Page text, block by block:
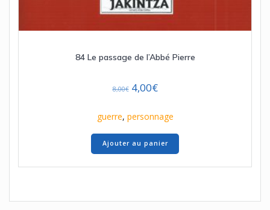
84 Le passage de l’Abbé Pierre
8,00€ Le
initial
8,00€.
4,00€Le
actuel
est :
4,00€.
guerre, personnage
Ajouter au panier